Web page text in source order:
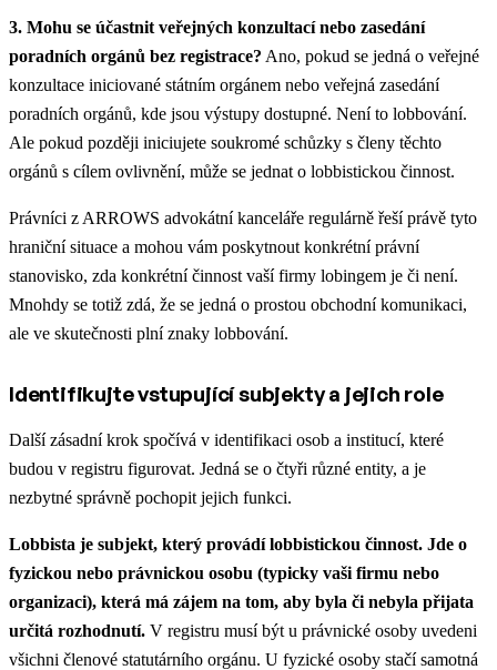
3. Mohu se účastnit veřejných konzultací nebo zasedání
poradních orgánů bez registrace? Ano, pokud se jedná o veřejné
konzultace iniciované státním orgánem nebo veřejná zasedání
poradních orgánů, kde jsou výstupy dostupné. Není to lobbování.
Ale pokud později iniciujete soukromé schůzky s členy těchto
orgánů s cílem ovlivnění, může se jednat o lobbistickou činnost.
Právníci z ARROWS advokátní kanceláře regulárně řeší právě tyto
hraniční situace a mohou vám poskytnout konkrétní právní
stanovisko, zda konkrétní činnost vaší firmy lobingem je či není.
Mnohdy se totiž zdá, že se jedná o prostou obchodní komunikaci,
ale ve skutečnosti plní znaky lobbování.
Identifikujte vstupující subjekty a jejich role
Další zásadní krok spočívá v identifikaci osob a institucí, které
budou v registru figurovat. Jedná se o čtyři různé entity, a je
nezbytné správně pochopit jejich funkci.
Lobbista je subjekt, který provádí lobbistickou činnost. Jde o
fyzickou nebo právnickou osobu (typicky vaši firmu nebo
organizaci), která má zájem na tom, aby byla či nebyla přijata
určitá rozhodnutí. V registru musí být u právnické osoby uvedeni
všichni členové statutárního orgánu. U fyzické osoby stačí samotná